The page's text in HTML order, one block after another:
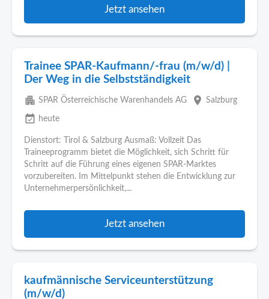
Jetzt ansehen
Trainee SPAR-Kaufmann/-frau (m/w/d) |
Der Weg in die Selbstständigkeit
apartment SPAR Österreichische Warenhandels AG place Salzburg
event_available heute
Dienstort: Tirol & Salzburg Ausmaß: Vollzeit Das
Traineeprogramm bietet die Möglichkeit, sich Schritt für
Schritt auf die Führung eines eigenen SPAR-Marktes
vorzubereiten. Im Mittelpunkt stehen die Entwicklung zur
Unternehmerpersönlichkeit,...
Jetzt ansehen
kaufmännische Serviceunterstützung
(m/w/d)